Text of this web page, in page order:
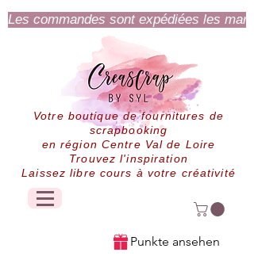
Les commandes sont expédiées les
Votre boutique de fournitures de
scrapbooking
en région Centre Val de Loire
Trouvez l'inspiration
Laissez libre cours à votre créativité
Punkte ansehen